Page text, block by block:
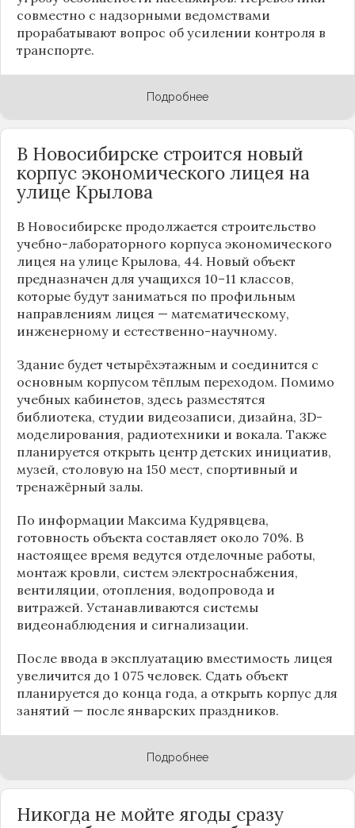
совместно с надзорными ведомствами
прорабатывают вопрос об усилении контроля в
транспорте.
Подробнее
В Новосибирске строится новый
корпус экономического лицея на
улице Крылова
В Новосибирске продолжается строительство
учебно-лабораторного корпуса экономического
лицея на улице Крылова, 44. Новый объект
предназначен для учащихся 10–11 классов,
которые будут заниматься по профильным
направлениям лицея — математическому,
инженерному и естественно-научному.
Здание будет четырёхэтажным и соединится с
основным корпусом тёплым переходом. Помимо
учебных кабинетов, здесь разместятся
библиотека, студии видеозаписи, дизайна, 3D-
моделирования, радиотехники и вокала. Также
планируется открыть центр детских инициатив,
музей, столовую на 150 мест, спортивный и
тренажёрный залы.
По информации Максима Кудрявцева,
готовность объекта составляет около 70%. В
настоящее время ведутся отделочные работы,
монтаж кровли, систем электроснабжения,
вентиляции, отопления, водопровода и
витражей. Устанавливаются системы
видеонаблюдения и сигнализации.
После ввода в эксплуатацию вместимость лицея
увеличится до 1 075 человек. Сдать объект
планируется до конца года, а открыть корпус для
занятий — после январских праздников.
Подробнее
Никогда не мойте ягоды сразу